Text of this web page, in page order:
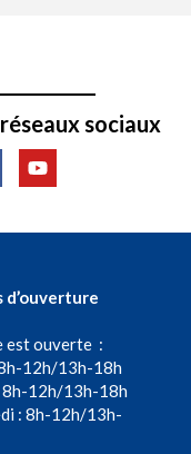
sociaux
d’ouverture
est ouverte :
12h/13h-18h
8h-12h/13h-18h
: 8h-12h/13h-